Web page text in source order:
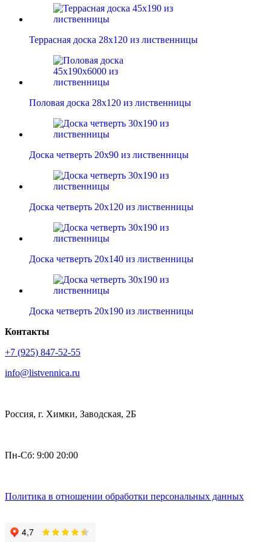
Террасная доска 28х120 из лиственницы
Половая доска 28х120 из лиственницы
Доска четверть 20х90 из лиственницы
Доска четверть 20х120 из лиственницы
Доска четверть 20х140 из лиственницы
Доска четверть 20х190 из лиственницы
Контакты
+7 (925) 847-52-55
info@listvennica.ru
Россия, г. Химки, Заводская, 2Б
Пн-Сб: 9:00 20:00
Политика в отношении обработки персональных данных